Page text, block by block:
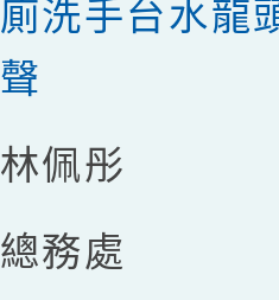
廁洗手台水龍
聲
林佩彤
總務處